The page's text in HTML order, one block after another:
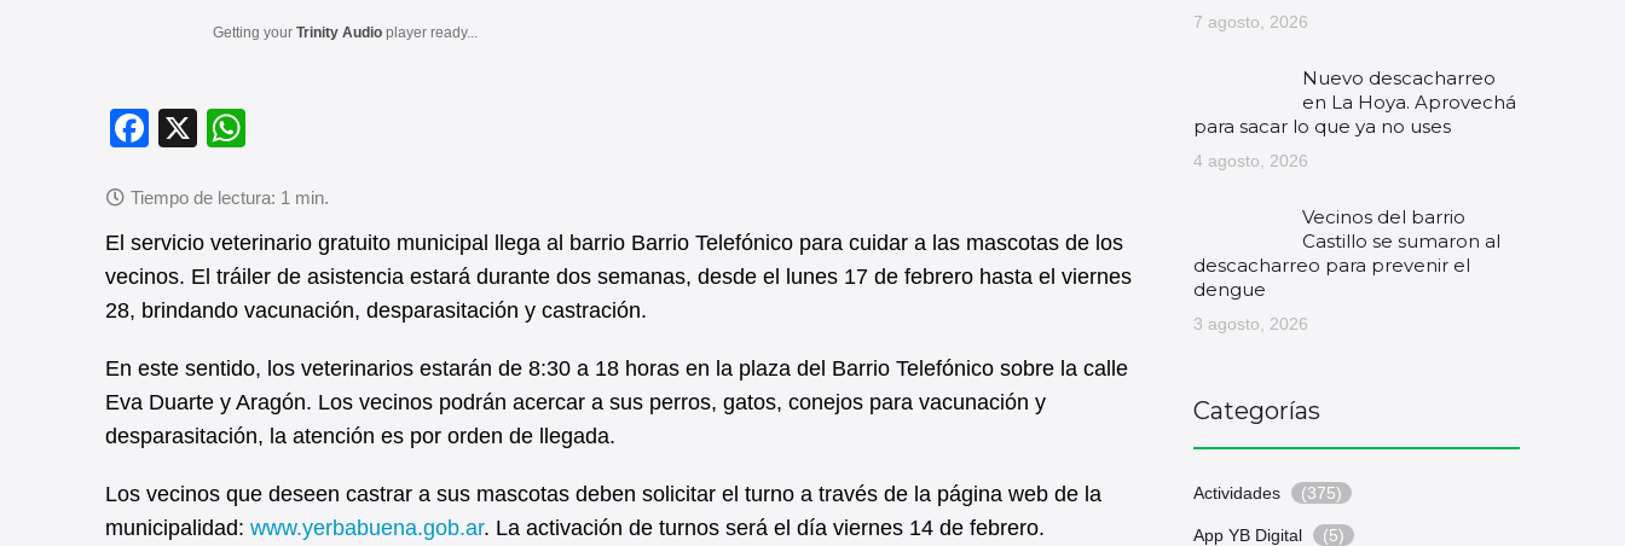
Getting your Trinity Audio player ready...
F
c
e
b
o
o
k
X
at
s
A
p
p
El servicio veterinario gratuito municipal llega al barrio Barrio Telefónico para cuidar a las mascotas de los
vecinos. El tráiler de asistencia estará durante dos semanas, desde el lunes 17 de febrero hasta el viernes
28, brindando vacunación, desparasitación y castración.
En este sentido, los veterinarios estarán de 8:30 a 18 horas en la plaza del Barrio Telefónico sobre la calle
Eva Duarte y Aragón. Los vecinos podrán acercar a sus perros, gatos, conejos para vacunación y
desparasitación, la atención es por orden de llegada.
Los vecinos que deseen castrar a sus mascotas deben solicitar el turno a través de la página web de la
municipalidad: www.yerbabuena.gob.ar. La activación de turnos será el día viernes 14 de febrero.
7 agosto, 2026
Nuevo descacharreo
en La Hoya. Aprovechá
para sacar lo que ya no uses
4 agosto, 2026
Vecinos del barrio
Castillo se sumaron al
descacharreo para prevenir el
dengue
3 agosto, 2026
Categorías
Actividades (375)
App YB Digital (5)